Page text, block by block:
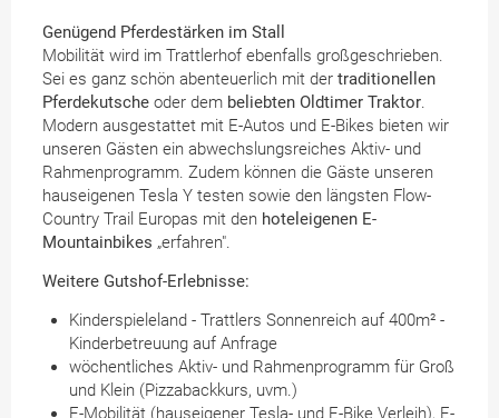
Genügend Pferdestärken im Stall
Mobilität wird im Trattlerhof ebenfalls großgeschrieben.
Sei es ganz schön abenteuerlich mit der traditionellen
Pferdekutsche oder dem beliebten Oldtimer Traktor.
Modern ausgestattet mit E-Autos und E-Bikes bieten wir
unseren Gästen ein abwechslungsreiches Aktiv- und
Rahmenprogramm. Zudem können die Gäste unseren
hauseigenen Tesla Y testen sowie den längsten Flow-
Country Trail Europas mit den hoteleigenen E-
Mountainbikes „erfahren".
Weitere Gutshof-Erlebnisse:
Kinderspieleland - Trattlers Sonnenreich auf 400m² -
Kinderbetreuung auf Anfrage
wöchentliches Aktiv- und Rahmenprogramm für Groß
und Klein (Pizzabackkurs, uvm.)
E-Mobilität (hauseigener Tesla- und E-Bike Verleih), E-